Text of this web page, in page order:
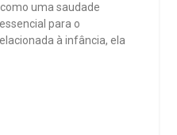
uma saudade
para o
à infância, ela